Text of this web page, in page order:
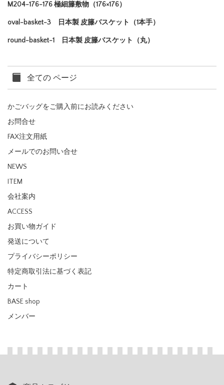
M204-176-176 極細籐敷物（176×176）
oval-basket-3 日本製 皮籐バスケット（1本手）
round-basket-1 日本製 皮籐バスケット（丸）
全ての ページ
かごバッグをご購入前にお読みください
お問合せ
FAX注文用紙
メールでのお問い合せ
NEWS
ITEM
会社案内
ACCESS
お買い物ガイド
発送について
プライバシーポリシー
特定商取引法に基づく表記
カート
BASE shop
メンバー